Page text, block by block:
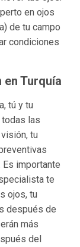
en ojos
de tu campo
condiciones
en Turquía
tú y tu
las
tu
importante
te
ojos, tu
después de
más
del